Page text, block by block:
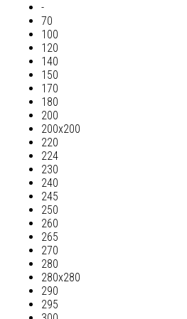
-
70
100
120
140
150
170
180
200
200х200
220
224
230
240
245
250
260
265
270
280
280х280
290
295